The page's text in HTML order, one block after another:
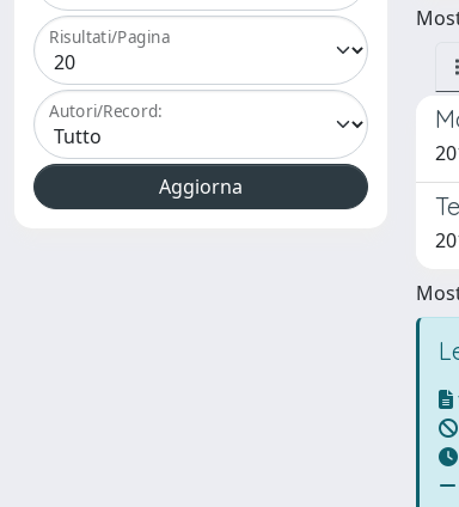
Risultati/Pagina
Autori/Record: